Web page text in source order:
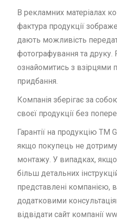
В рекламних матеріалах
фактура продукції
дають можливість
фотографування та
ознайомитись з взірцями
придбання.
Компанія зберігає за
своєї продукції без
Гарантії на продукцію ТМ
якщо покупець не
монтажу. У випадках,
більш детальних
представлені компанією,
додатковими
відвідати сайт компанії